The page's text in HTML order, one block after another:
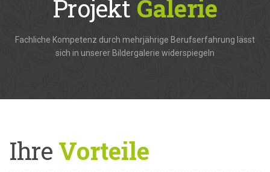
Projekt Galerie
Fachliche Kompetenz durch mehrjährige Berufserfahrung lässt
sich in unserer Bildergalerie widerspiegeln
IhreVorteile